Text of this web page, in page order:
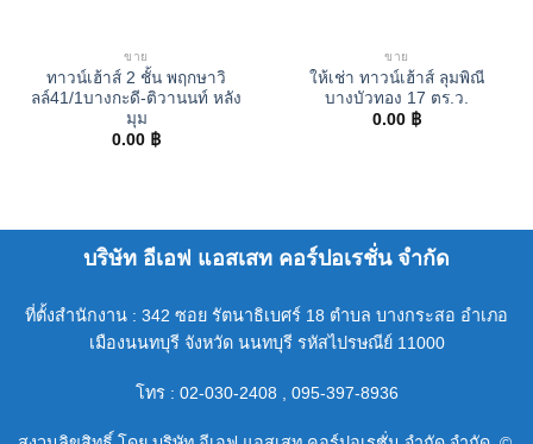
ขาย
ทาวน์เฮ้าส์ 2 ชั้น พฤกษาวิ
ลล์41/1บางกะดี-ติวานนท์ หลัง
มุม
0.00 ฿
ขาย
ให้เช่า ทาวน์เฮ้าส์ ลุมพิณี
บางบัวทอง 17 ตร.ว.
0.00 ฿
บริษัท อีเอฟ แอสเสท คอร์ปอเรชั่น จำกัด
ที่ตั้งสำนักงาน : 342 ซอย รัตนาธิเบศร์ 18 ตำบล บางกระสอ อำเภอ
เมืองนนทบุรี จังหวัด นนทบุรี รหัสไปรษณีย์ 11000
โทร : 02-030-2408 , 095-397-8936